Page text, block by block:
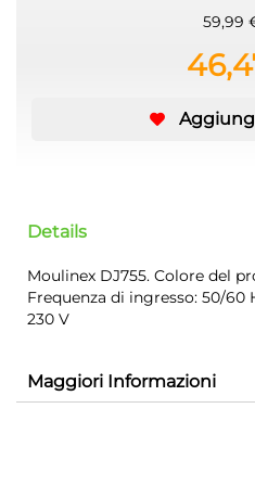
59,99
Details
Moulinex DJ755. Colore del
Frequenza di ingresso: 50/60
230 V
Maggiori Informazioni